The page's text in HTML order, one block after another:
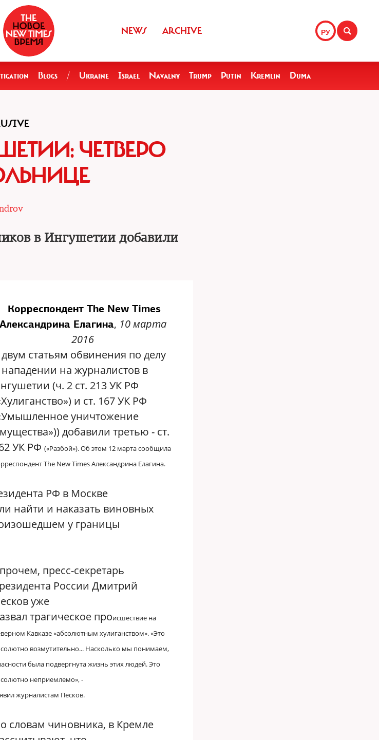
РУ
NEWS ARCHIVE
Blogs / Ukraine Israel Navalny Trump Putin Kremlin Duma
ЧЕТВЕРО
в Ингушетии добавили
Корреспондент The New Times
Александрина Елагина, 10 марта
2016
двум статьям обвинения по делу
на журналистов в
(ч. 2 ст. 213 УК РФ
и ст. 167 УК РФ
уничтожение
добавили третью - ст.
УК РФ («Разбой»). Об этом 12 марта сообщила
The New Times Александрина Елагина.
РФ в Москве
найти и наказать виновных
у границы
пресс-секретарь
России Дмитрий
уже
трагическое происшествие на
Кавказе «абсолютным хулиганством». «Это
возмутительно... Насколько мы понимаем,
была подвергнута жизнь этих людей. Это
неприемлемо», -
журналистам Песков.
словам чиновника, в Кремле